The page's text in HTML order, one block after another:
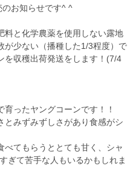
のお知らせです^ ^
料と化学農薬を使用しない露地
が少ない（播種した1/3程度）で
を収穫出荷発送をします！(7/4
ったヤングコーンです！！
とみずみずしさがあり食感がシ
てもらうととても甘く、シャ
ぎて苦手な人もいるかもしれま